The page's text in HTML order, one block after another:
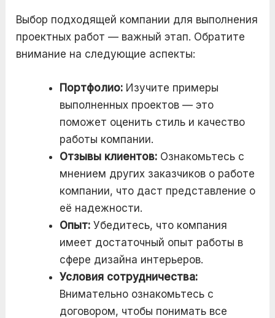
Выбор подходящей компании для выполнения
проектных работ — важный этап. Обратите
внимание на следующие аспекты:
Портфолио: Изучите примеры
выполненных проектов — это
поможет оценить стиль и качество
работы компании.
Отзывы клиентов: Ознакомьтесь с
мнением других заказчиков о работе
компании, что даст представление о
её надежности.
Опыт: Убедитесь, что компания
имеет достаточный опыт работы в
сфере дизайна интерьеров.
Условия сотрудничества:
Внимательно ознакомьтесь с
договором, чтобы понимать все